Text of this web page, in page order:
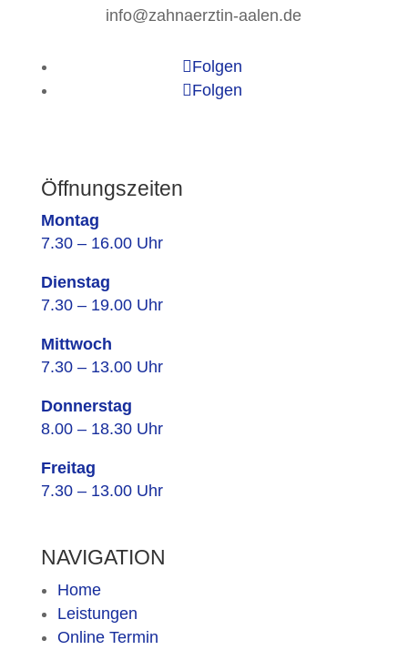
info@zahnaerztin-aalen.de
Folgen
Folgen
Öffnungszeiten
Montag
7.30 – 16.00 Uhr
Dienstag
7.30 – 19.00 Uhr
Mittwoch
7.30 – 13.00 Uhr
Donnerstag
8.00 – 18.30 Uhr
Freitag
7.30 – 13.00 Uhr
NAVIGATION
Home
Leistungen
Online Termin